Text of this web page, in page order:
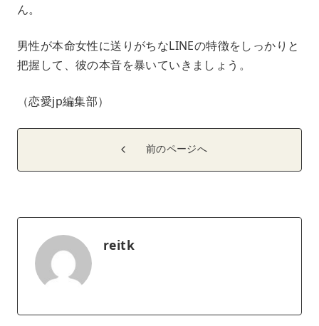
ん。
男性が本命女性に送りがちなLINEの特徴をしっかりと
把握して、彼の本音を暴いていきましょう。
（恋愛jp編集部）
前のページへ
reitk